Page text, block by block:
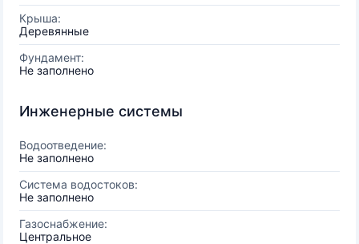
Крыша:
Деревянные
Фундамент:
Не заполнено
Инженерные системы
Водоотведение:
Не заполнено
Система водостоков:
Не заполнено
Газоснабжение:
Центральное